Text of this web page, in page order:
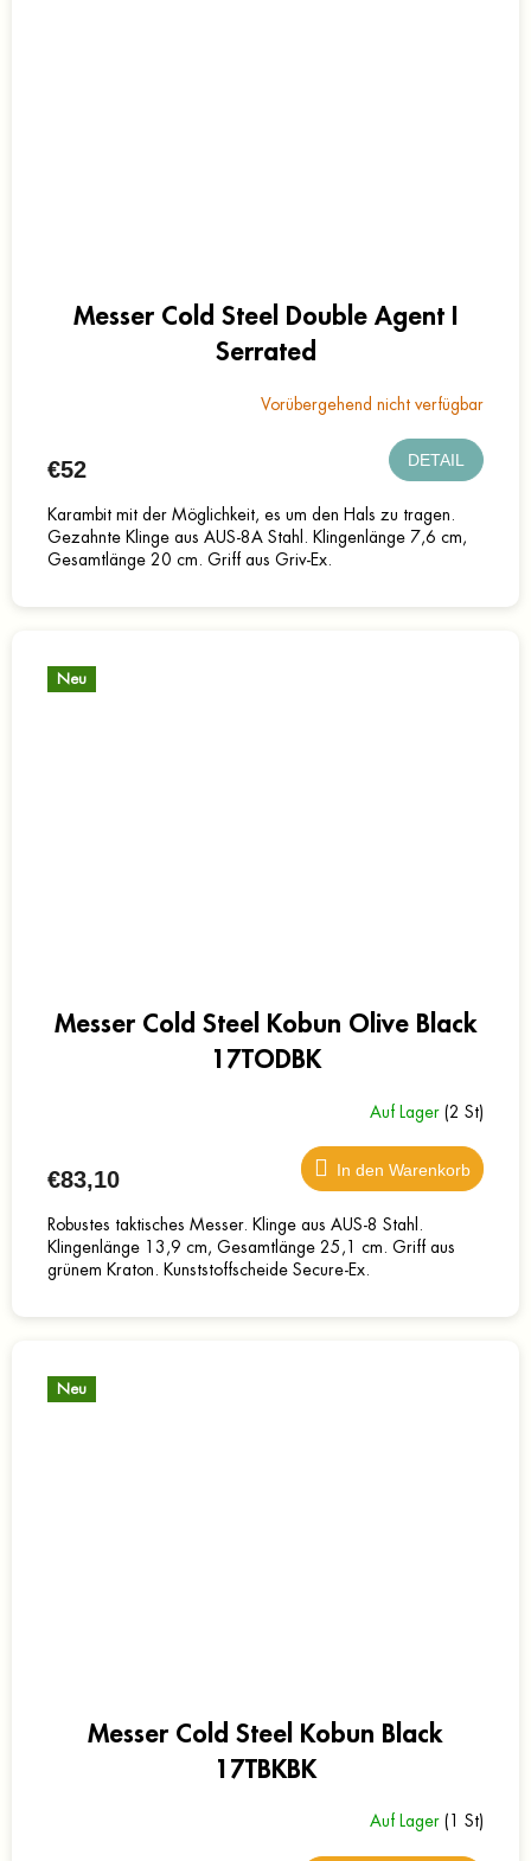
Messer Cold Steel Double Agent I
Serrated
Vorübergehend nicht verfügbar
€52 DETAIL
Karambit mit der Möglichkeit, es um den Hals zu tragen.
Gezahnte Klinge aus AUS-8A Stahl. Klingenlänge 7,6 cm,
Gesamtlänge 20 cm. Griff aus Griv-Ex.
Neu
Messer Cold Steel Kobun Olive Black
17TODBK
Auf Lager (2 St)
€83,10 In den Warenkorb
Robustes taktisches Messer. Klinge aus AUS-8 Stahl.
Klingenlänge 13,9 cm, Gesamtlänge 25,1 cm. Griff aus
grünem Kraton. Kunststoffscheide Secure-Ex.
Neu
Messer Cold Steel Kobun Black
17TBKBK
Auf Lager (1 St)